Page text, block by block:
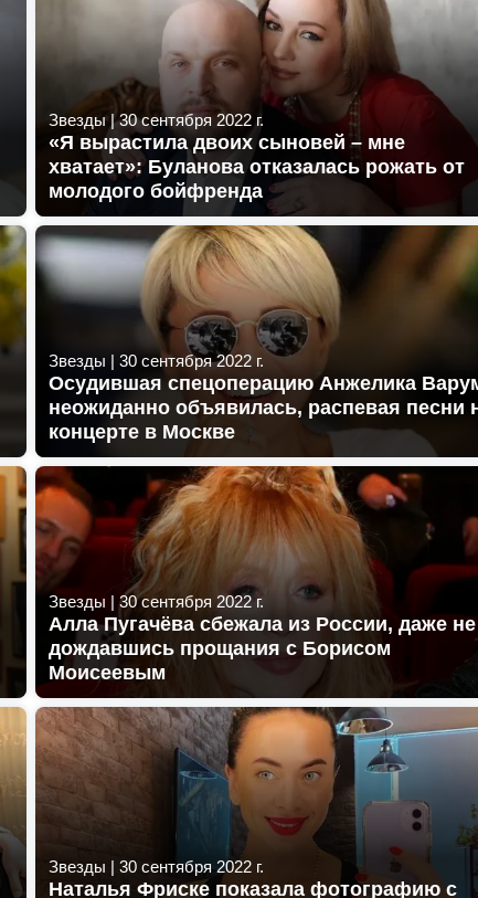
Звезды|30 сентября 2022 г.
«Я вырастила двоих сыновей – мне
хватает»: Буланова отказалась рожать от
молодого бойфренда
Звезды | 30 сентября 2022 г.
Осудившая спецоперацию Анжелика
неожиданно объявилась, распевая песни
концерте в Москве
Звезды | 30 сентября 2022 г.
Алла Пугачёва сбежала из России, даже не
дождавшись прощания с Борисом
Моисеевым
Звезды | 30 сентября 2022 г.
Наталья Фриске показала фотографию с